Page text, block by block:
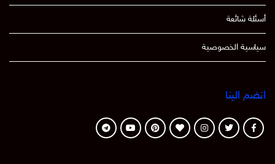
أسئلة شائعة
سياسية الخصوصية
انضم الينا